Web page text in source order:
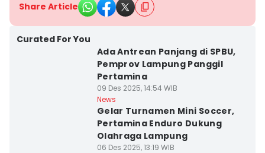
Share Article
Curated For You
Ada Antrean Panjang di SPBU,
Pemprov Lampung Panggil
Pertamina
09 Des 2025, 14:54 WIB
News
Gelar Turnamen Mini Soccer,
Pertamina Enduro Dukung
Olahraga Lampung
06 Des 2025, 13:19 WIB